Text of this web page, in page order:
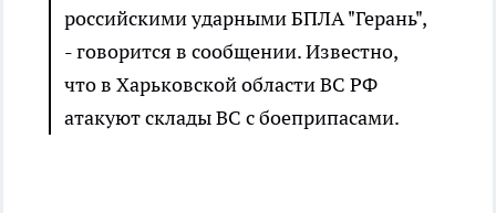
российскими ударными БПЛА "Герань",
- говорится в сообщении. Известно,
что в Харьковской области ВС РФ
атакуют склады ВС с боеприпасами.